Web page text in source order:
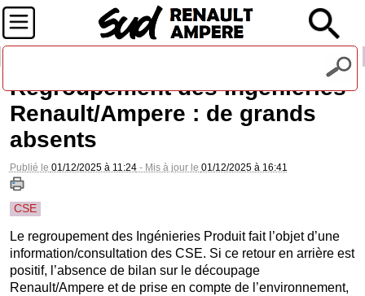
Regroupement des Ingénieries
Renault/Ampere : de grands
absents
Publié le 01/12/2025 à 11:24- Mis à jour le 01/12/2025 à 16:41
CSE
Le regroupement des Ingénieries Produit fait l’objet d’une
information/consultation des CSE. Si ce retour en arrière est
positif, l’absence de bilan sur le découpage
Renault/Ampere et de prise en compte de l’environnement,